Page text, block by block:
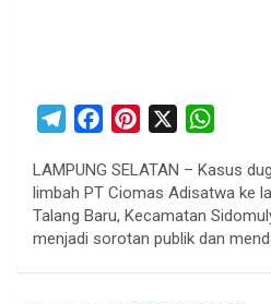
l
e
g
c
e
b
n
t
e
a
t
s
LAMPUNG SELATAN – Kasus
limbah PT Ciomas Adisatwa ke
Talang Baru, Kecamatan
menjadi sorotan publik dan